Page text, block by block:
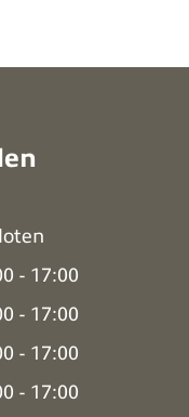
- 17:00
- 17:00
- 17:00
- 17:00